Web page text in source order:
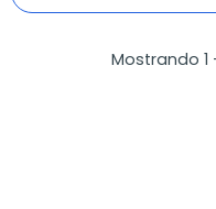
Mostrando